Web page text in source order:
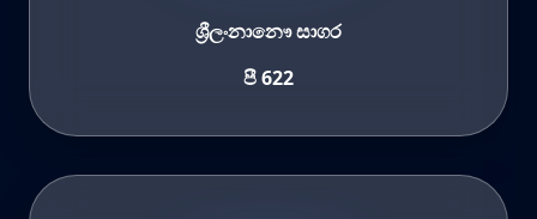
ශ්‍රීලංනානෞ සාගර
පී 622